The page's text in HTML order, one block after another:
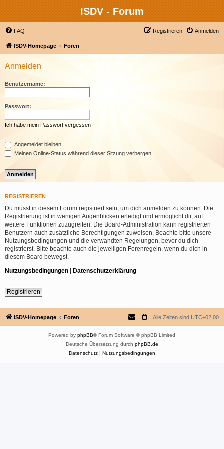
ISDV - Forum
FAQ Anmelden
Registrieren
ISDV-Homepage Foren
Anmelden
Benutzername:
Passwort:
Ich habe mein Passwort vergessen
Angemeldet bleiben
Meinen Online-Status während dieser Sitzung verbergen
REGISTRIEREN
Du musst in diesem Forum registriert sein, um dich anmelden zu können. Die
Registrierung ist in wenigen Augenblicken erledigt und ermöglicht dir, auf
weitere Funktionen zuzugreifen. Die Board-Administration kann registrierten
Benutzern auch zusätzliche Berechtigungen zuweisen. Beachte bitte unsere
Nutzungsbedingungen und die verwandten Regelungen, bevor du dich
registrierst. Bitte beachte auch die jeweiligen Forenregeln, wenn du dich in
diesem Board bewegst.
Nutzungsbedingungen | Datenschutzerklärung
Registrieren
ISDV-Homepage Foren Alle Zeiten sind UTC+02:00
Powered by phpBB® Forum Software © phpBB Limited
Deutsche Übersetzung durch phpBB.de
Datenschutz| Nutzungsbedingungen